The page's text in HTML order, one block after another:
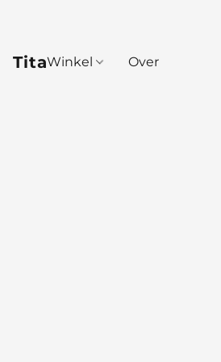
TitaWinkel Over